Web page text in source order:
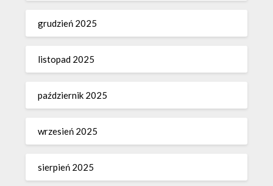
grudzień 2025
listopad 2025
październik 2025
wrzesień 2025
sierpień 2025